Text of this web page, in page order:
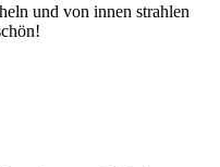
und von innen strahlen